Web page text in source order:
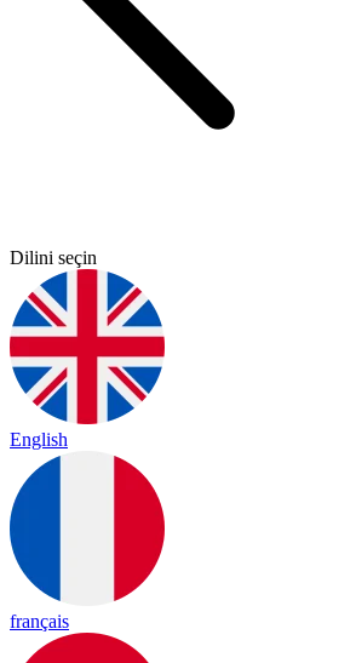
Dilini seçin
English
français